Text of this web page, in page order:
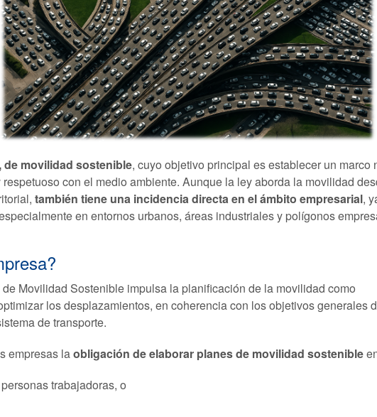
de movilidad sostenible, cuyo objetivo principal es establecer un
con el medio ambiente. Aunque la ley aborda la movilidad
también tiene una incidencia directa en el ámbito empresarial,
en entornos urbanos, áreas industriales y polígonos
Movilidad Sostenible impulsa la planificación de la movilidad como
los desplazamientos, en coherencia con los objetivos generales
de transporte.
empresas laobligación de elaborar planes de movilidad sostenible
trabajadoras, o